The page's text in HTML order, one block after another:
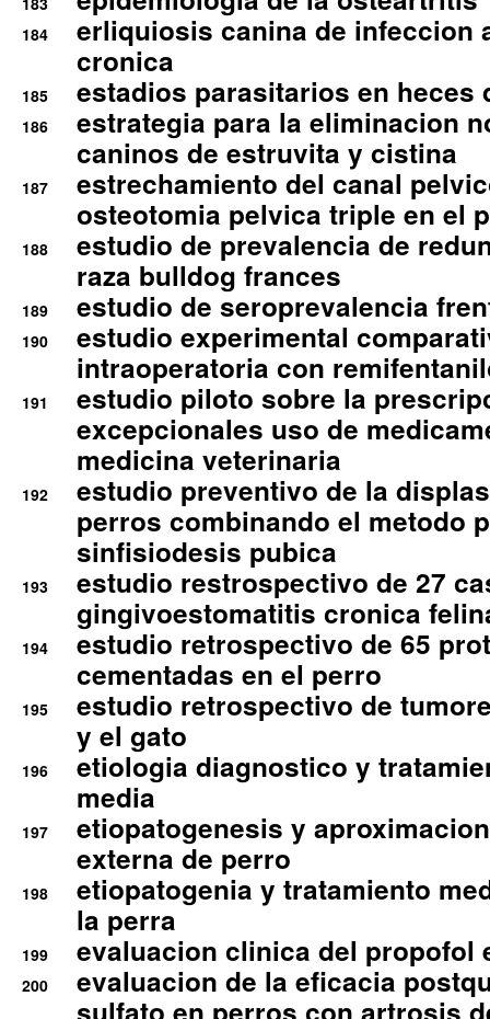
184
erliquiosis canina de infeccion
cronica
185 estadios parasitarios en heces
186
estrategia para la eliminacion
caninos de estruvita y cistina
187
estrechamiento del canal
osteotomia pelvica triple en el
188
estudio de prevalencia de
raza bulldog frances
189 estudio de seroprevalencia
190
estudio experimental
intraoperatoria con
191
estudio piloto sobre la
excepcionales uso de
medicina veterinaria
192
estudio preventivo de la
perros combinando el metodo
sinfisiodesis pubica
193
estudio restrospectivo de 27
gingivoestomatitis cronica
194
estudio retrospectivo de 65
cementadas en el perro
195
estudio retrospectivo de
y el gato
196
etiologia diagnostico y
media
197
etiopatogenesis y
externa de perro
198
etiopatogenia y tratamiento
la perra
199 evaluacion clinica del propofol
200
evaluacion de la eficacia